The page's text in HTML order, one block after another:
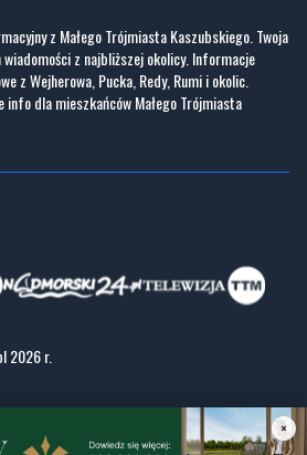
z Małego Trójmiasta Kaszubskiego. Twoja
wiadomości z najbliższej okolicy. Informacje
z Wejherowa, Pucka, Redy, Rumi i okolic.
info dla mieszkańców Małego Trójmiasta
2026 r.
×